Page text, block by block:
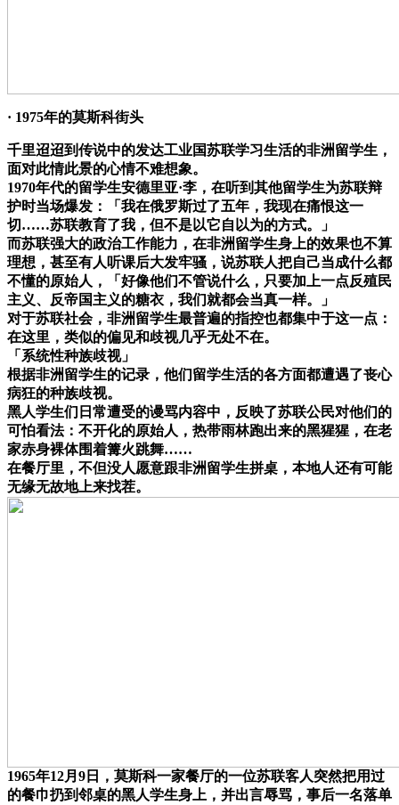
· 1975年的莫斯科街头
千里迢迢到传说中的发达工业国苏联学习生活的非洲留学生，
面对此情此景的心情不难想象。
1970年代的留学生安德里亚·李，在听到其他留学生为苏联辩
护时当场爆发：「我在俄罗斯过了五年，我现在痛恨这一
切……苏联教育了我，但不是以它自以为的方式。」
而苏联强大的政治工作能力，在非洲留学生身上的效果也不算
理想，甚至有人听课后大发牢骚，说苏联人把自己当成什么都
不懂的原始人，「好像他们不管说什么，只要加上一点反殖民
主义、反帝国主义的糖衣，我们就都会当真一样。」
对于苏联社会，非洲留学生最普遍的指控也都集中于这一点：
在这里，类似的偏见和歧视几乎无处不在。
「系统性种族歧视」
根据非洲留学生的记录，他们留学生活的各方面都遭遇了丧心
病狂的种族歧视。
黑人学生们日常遭受的谩骂内容中，反映了苏联公民对他们的
可怕看法：不开化的原始人，热带雨林跑出来的黑猩猩，在老
家赤身裸体围着篝火跳舞……
在餐厅里，不但没人愿意跟非洲留学生拼桌，本地人还有可能
无缘无故地上来找茬。
1965年12月9日，莫斯科一家餐厅的一位苏联客人突然把用过
的餐巾扔到邻桌的黑人学生身上，并出言辱骂，事后一名落单